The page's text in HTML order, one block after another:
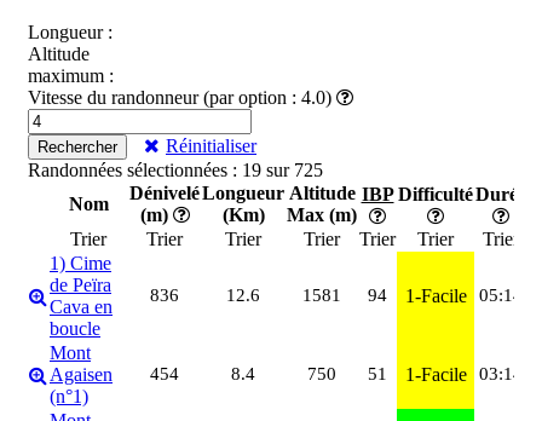
Longueur :
Altitude
maximum :
Vitesse du randonneur (par option : 4.0)
Rechercher
Réinitialiser
Randonnées sélectionnées : 19 sur 725
Nom
Dénivelé
(m)
Longueur
(Km)
Altitude
Max (m)
IBP DifficultéDurée
Trier
Trier Trier Trier Trier Trier
Trier
1) Cime
de Peïra
Cava en
boucle
836 12.6 1581 94 1-Facile 05:14
Mont
Agaisen
(n°1)
454 8.4 750 51 1-Facile 03:14